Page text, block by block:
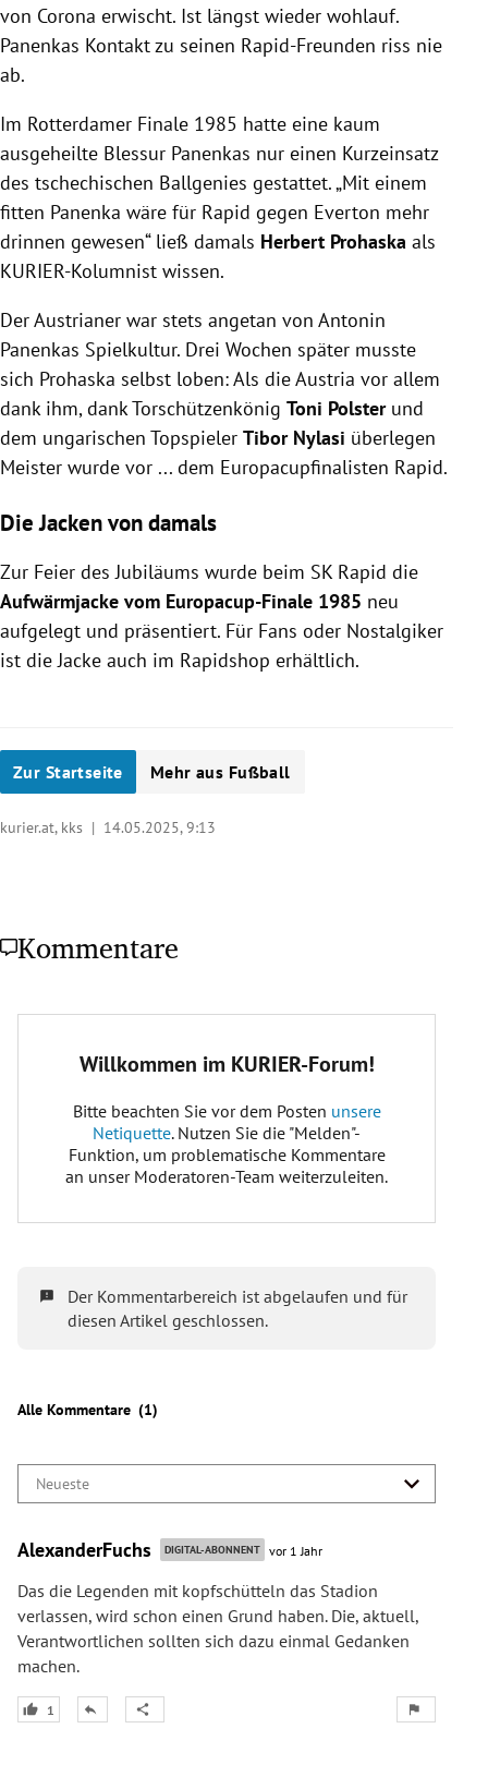
von Corona erwischt. Ist längst wieder wohlauf.
Panenkas Kontakt zu seinen Rapid-Freunden riss nie
ab.
Im Rotterdamer Finale 1985 hatte eine kaum
ausgeheilte Blessur Panenkas nur einen Kurzeinsatz
des tschechischen Ballgenies gestattet. „Mit einem
fitten Panenka wäre für Rapid gegen Everton mehr
drinnen gewesen“ ließ damals Herbert Prohaska als
KURIER-Kolumnist wissen.
Der Austrianer war stets angetan von Antonin
Panenkas Spielkultur. Drei Wochen später musste
sich Prohaska selbst loben: Als die Austria vor allem
dank ihm, dank Torschützenkönig Toni Polsterund
dem ungarischen Topspieler Tibor Nylasi überlegen
Meister wurde vor ... dem Europacupfinalisten Rapid.
Die Jacken von damals
Zur Feier des Jubiläums wurde beim SK Rapid die
Aufwärmjacke vom Europacup-Finale 1985 neu
aufgelegt und präsentiert. Für Fans oder Nostalgiker
ist die Jacke auch im Rapidshop erhältlich.
Zur Startseite Mehr aus Fußball
kurier.at, kks | 14.05.2025, 9:13
Kommentare